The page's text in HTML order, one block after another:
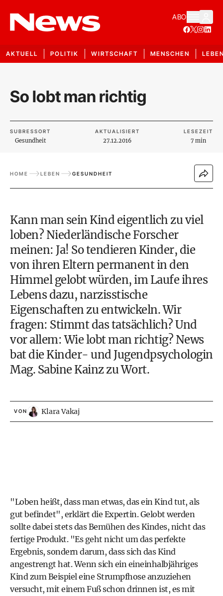
ABO
AKTUELL POLITIK WIRTSCHAFT MENSCHEN
So lobt man richtig
SUBRESSORT
Gesundheit
AKTUALISIERT
27.12.2016
LESEZEIT
7 min
HOME LEBEN GESUNDHEIT
Kann man sein Kind eigentlich zu viel
loben? Niederländische Forscher
meinen: Ja! So tendieren Kinder, die
von ihren Eltern permanent in den
Himmel gelobt würden, im Laufe ihres
Lebens dazu, narzisstische
Eigenschaften zu entwickeln. Wir
fragen: Stimmt das tatsächlich? Und
vor allem: Wie lobt man richtig? News
bat die Kinder- und Jugendpsychologin
Mag. Sabine Kainz zu Wort.
VON Klara Vakaj
"Loben heißt, dass man etwas, das ein Kind tut, als
gut befindet", erklärt die Expertin. Gelobt werden
sollte dabei stets das Bemühen des Kindes, nicht das
fertige Produkt. "Es geht nicht um das perfekte
Ergebnis, sondern darum, dass sich das Kind
angestrengt hat. Wenn sich ein eineinhalbjähriges
Kind zum Beispiel eine Strumpfhose anzuziehen
versucht, mit einem Fuß schon drinnen ist, es mit